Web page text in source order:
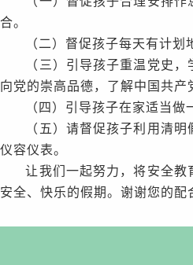
合。
（二）督促孩子每天有计划
（三）引导孩子重温党史
向党的崇高品德，了解中国共产
（四）引导孩子在家适当做
（五） 请督促孩子利用清明
仪容仪表。
让我们一起努力，将安全教
安全、快乐的假期。谢谢您的配